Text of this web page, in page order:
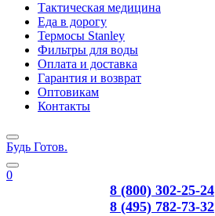
Тактическая медицина
Еда в дорогу
Термосы Stanley
Фильтры для воды
Оплата и доставка
Гарантия и возврат
Оптовикам
Контакты
Будь Готов.
0
8 (800) 302-25-24
8 (495) 782-73-32